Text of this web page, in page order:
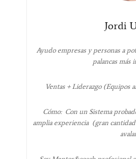
Jordi
Ayudo empresas y personas a
palancas más
Ventas + Liderazgo (Equipos
Cómo: Con un Sistema
amplia experiencia (gran